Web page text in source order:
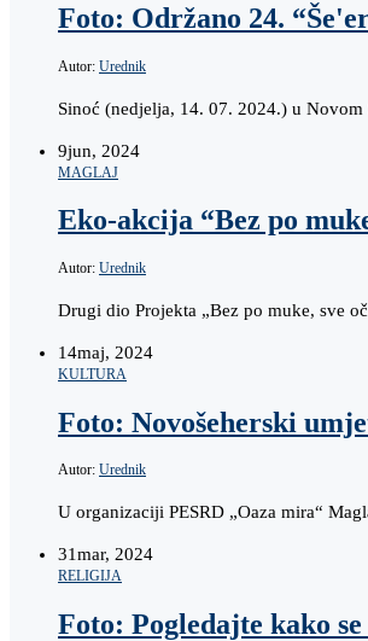
Foto: Održano 24.
Autor: Urednik
Sinoć (nedjelja, 14. 07. 2024.) u
9jun, 2024
MAGLAJ
Eko-akcija “Bez po
Autor: Urednik
Drugi dio Projekta „Bez po muke, sve
14maj, 2024
KULTURA
Foto: Novošeherski
Autor: Urednik
U organizaciji PESRD „Oaza mira“
31mar, 2024
RELIGIJA
Foto: Pogledajte kako